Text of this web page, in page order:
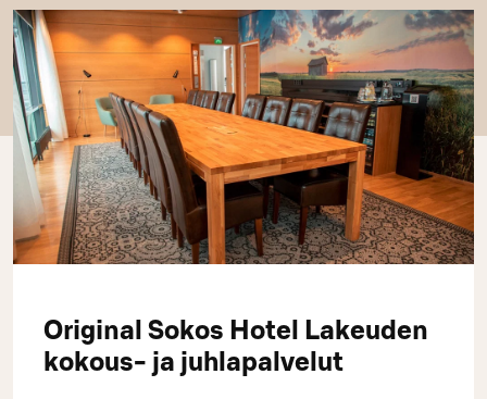
Original Sokos Hotel Lakeuden
kokous- ja juhlapalvelut